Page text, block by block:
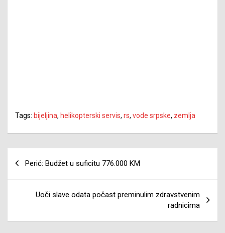
Tags: bijeljina, helikopterski servis, rs, vode srpske, zemlja
Perić: Budžet u suficitu 776.000 KM
Uoči slave odata počast preminulim zdravstvenim
radnicima